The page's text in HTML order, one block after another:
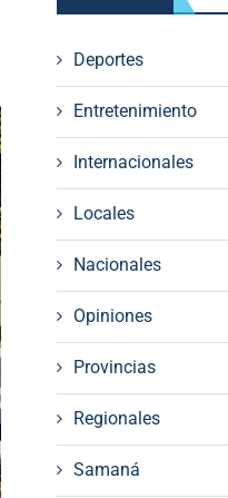
Deportes
Entretenimiento
Internacionales
Locales
Nacionales
Opiniones
Provincias
Regionales
Samaná